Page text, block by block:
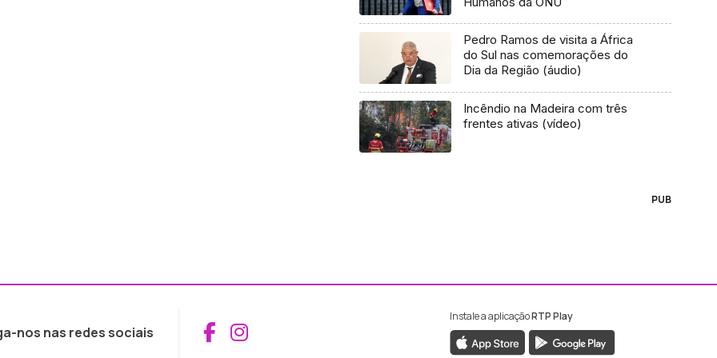
Pedro Ramos de visita a África
do Sul nas comemorações do
Dia da Região (áudio)
Incêndio na Madeira com três
frentes ativas (vídeo)
PUB
nos nas redes sociais Aceder ao Facebook da RTP Madeira
Aceder ao Instagram da RTP Madeira
Instale a aplicaçãoRTP Play